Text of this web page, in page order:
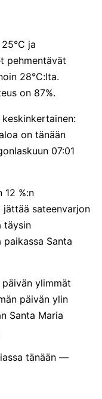
ja
pehmentävät
28°C:lta.
on 87%.
on tänään
07:01
%:n
jättää sateenvarjon
täysin
Santa
ylimmät
päivän ylin
Santa Maria
tänään —